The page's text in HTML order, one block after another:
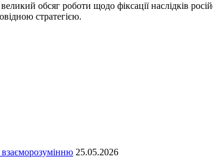
обсяг роботи щодо фіксації наслідків
стратегією.
25.05.2026